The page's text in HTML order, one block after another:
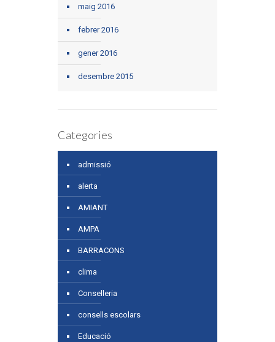
maig 2016
febrer 2016
gener 2016
desembre 2015
Categories
admissió
alerta
AMIANT
AMPA
BARRACONS
clima
Conselleria
consells escolars
Educació